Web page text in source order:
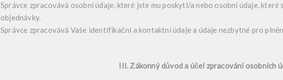
Správce zpracovává osobní údaje, které jste mu poskytl/a nebo osobní údaje, které
objednávky.
Správce zpracovává Vaše identifikační a kontaktní údaje a údaje nezbytné pro
III. Zákonný důvod a účel zpracování osobních